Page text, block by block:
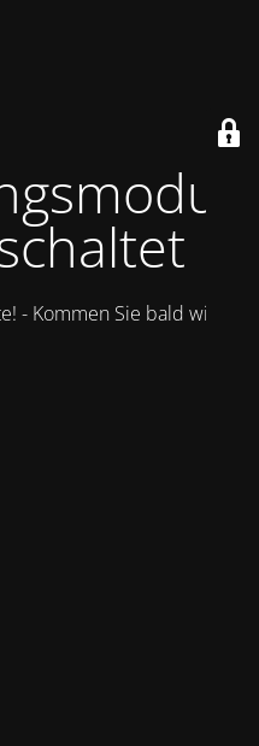
- Kommen Sie bald wieder.